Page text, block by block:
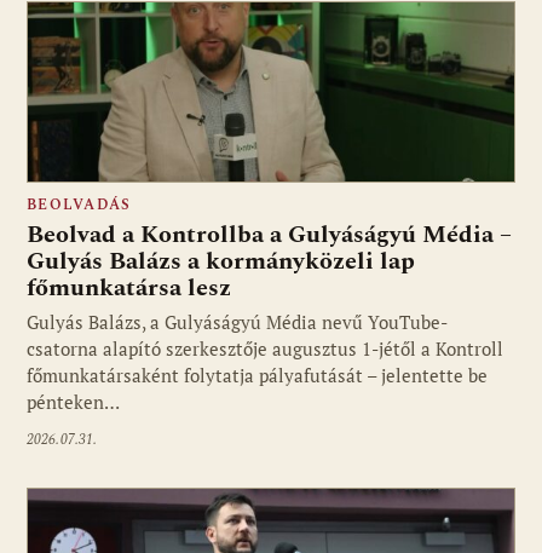
BEOLVADÁS
Beolvad a Kontrollba a Gulyáságyú Média –
Gulyás Balázs a kormányközeli lap
főmunkatársa lesz
Gulyás Balázs, a Gulyáságyú Média nevű YouTube-
csatorna alapító szerkesztője augusztus 1-jétől a Kontroll
főmunkatársaként folytatja pályafutását – jelentette be
pénteken…
2026.07.31.